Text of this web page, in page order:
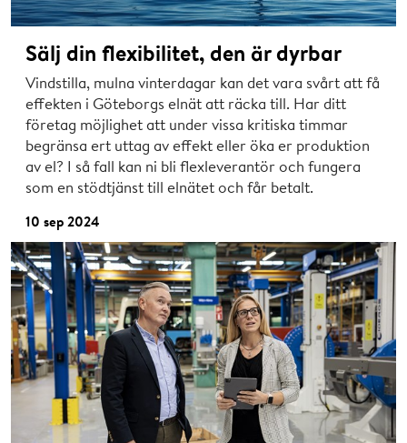
Sälj din flexibilitet, den är dyrbar
Vindstilla, mulna vinterdagar kan det vara svårt att få
effekten i Göteborgs elnät att räcka till. Har ditt
företag möjlighet att under vissa kritiska timmar
begränsa ert uttag av effekt eller öka er produktion
av el? I så fall kan ni bli flexleverantör och fungera
som en stödtjänst till elnätet och får betalt.
10 sep 2024